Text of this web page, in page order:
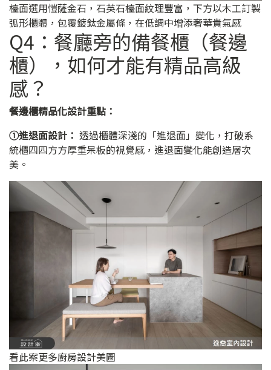
檯面選用愷薩金石，石英石檯面紋理豐富，下方以木工訂製
弧形櫃體，包覆鍍鈦金屬條，在低調中增添奢華貴氣感
Q4：餐廳旁的備餐櫃（餐邊
櫃），如何才能有精品高級
感？
餐邊櫃精品化設計重點：
➀進退面設計： 透過櫃體深淺的「進退面」變化，打破系
統櫃四四方方厚重呆板的視覺感，進退面變化能創造層次
美。
看此案更多廚房設計美圖